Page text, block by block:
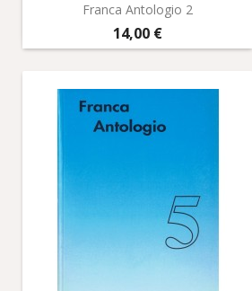
Franca Antologio 2
Prix
14,00 €